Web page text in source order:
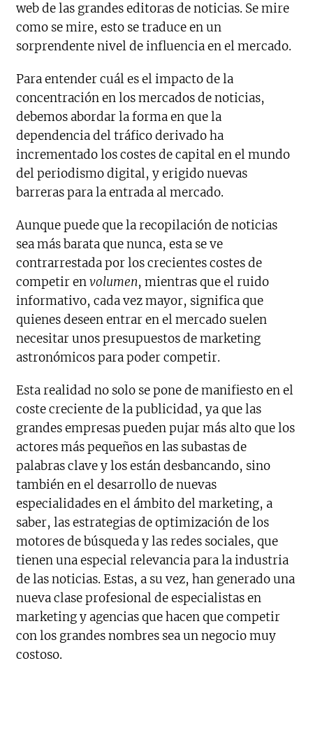
web de las grandes editoras de noticias. Se mire
como se mire, esto se traduce en un
sorprendente nivel de influencia en el mercado.
Para entender cuál es el impacto de la
concentración en los mercados de noticias,
debemos abordar la forma en que la
dependencia del tráfico derivado ha
incrementado los costes de capital en el mundo
del periodismo digital, y erigido nuevas
barreras para la entrada al mercado.
Aunque puede que la recopilación de noticias
sea más barata que nunca, esta se ve
contrarrestada por los crecientes costes de
competir envolumen, mientras que el ruido
informativo, cada vez mayor, significa que
quienes deseen entrar en el mercado suelen
necesitar unos presupuestos de marketing
astronómicos para poder competir.
Esta realidad no solo se pone de manifiesto en el
coste creciente de la publicidad, ya que las
grandes empresas pueden pujar más alto que los
actores más pequeños en las subastas de
palabras clave y los están desbancando, sino
también en el desarrollo de nuevas
especialidades en el ámbito del marketing, a
saber, las estrategias de optimización de los
motores de búsqueda y las redes sociales, que
tienen una especial relevancia para la industria
de las noticias. Estas, a su vez, han generado una
nueva clase profesional de especialistas en
marketing y agencias que hacen que competir
con los grandes nombres sea un negocio muy
costoso.